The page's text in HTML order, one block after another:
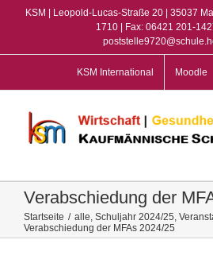
KSM | Leopold-Lucas-Straße 20 | 35037
1710 | Fax: 06421 201-
KSM International Moodle
Verabschiedung der
Startseite / alle, Schuljahr 2024/25,
Verabschiedung der MFAs 2024/25